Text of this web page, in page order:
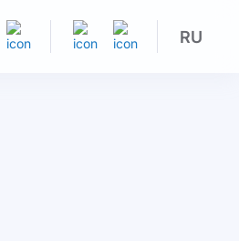
RU